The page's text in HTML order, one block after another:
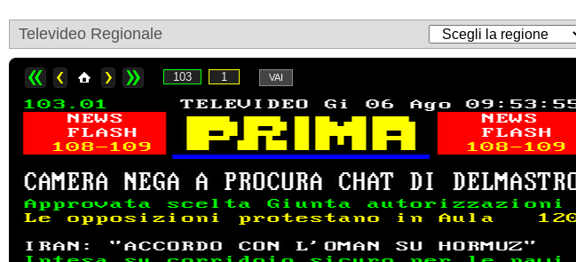
Televideo Regionale